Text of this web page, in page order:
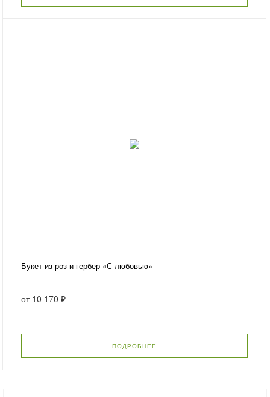
Букет из роз и гербер «С любовью»
от 10 170 ₽
ПОДРОБНЕЕ